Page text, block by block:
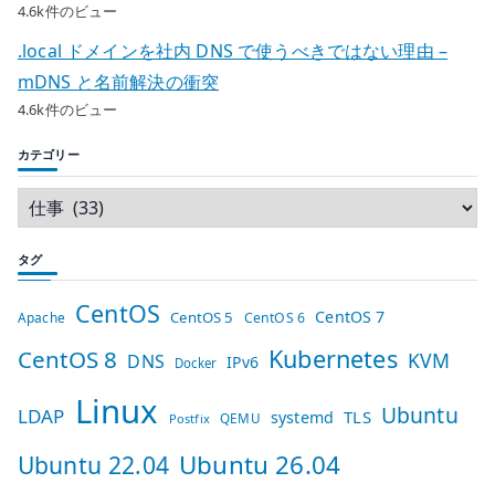
4.6k件のビュー
.local ドメインを社内 DNS で使うべきではない理由 –
mDNS と名前解決の衝突
4.6k件のビュー
カテゴリー
タグ
Apache CentOS CentOS 5 CentOS 6 CentOS 7
CentOS 8 DNS Docker IPv6 Kubernetes KVM
LDAP Linux Postfix QEMU systemd TLS Ubuntu
Ubuntu 22.04 Ubuntu 26.04